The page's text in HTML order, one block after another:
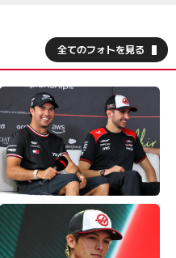
全てのフォトを見る